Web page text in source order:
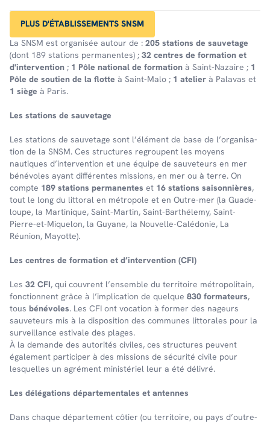
PLUS D'ÉTABLISSEMENTS SNSM
La SNSM est organisée autour de : 205 stations de sauvetage
(dont 189 stations permanentes) ; 32 centres de formation et
d'intervention ; 1 Pôle national de formation à Saint-Nazaire ; 1
Pôle de soutien de la flotte à Saint-Malo ; 1 atelier à Palavas et
1 siège à Paris.
Les stations de sauve­tage
Les stations de sauve­tage sont l’élé­ment de base de l’or­ga­ni­sa­
tion de la SNSM. Ces struc­tures regroupent les moyens
nautiques d’in­ter­ven­tion et une équipe de sauveteurs en mer
bénévoles ayant différentes missions, en mer ou à terre. On
comp­te 189 stations perma­nentes et 16 stations saison­nières,
tout le long du litto­ral en métro­pole et en Outre-mer (la Guade­
loupe, la Marti­nique, Saint-Martin, Saint-Barthé­lemy, Saint-
Pierre-et-Mique­lon, la Guyane, la Nouvelle-Calé­do­nie, La
Réunion, Mayotte).
Les centres de forma­tion et d’in­ter­ven­tion (CFI)
Les 32 CFI, qui couvrent l’en­semble du terri­toire métro­po­li­tain,
fonc­tionnent grâce à l’im­pli­ca­tion de quelque 830 forma­teurs,
tous béné­voles. Les CFI ont voca­tion à former des nageurs
sauve­teurs mis à la dispo­si­tion des communes litto­rales pour la
surveillance esti­vale des plages.
À la demande des auto­ri­tés civiles, ces struc­tures peuvent
égale­ment parti­ci­per à des missions de sécu­rité civile pour
lesquelles un agré­ment minis­té­riel leur a été déli­vré.
Les délé­ga­tions dépar­te­men­tales et antennes
Dans chaque dépar­te­ment côtier (ou terri­toire, ou pays d’outre-